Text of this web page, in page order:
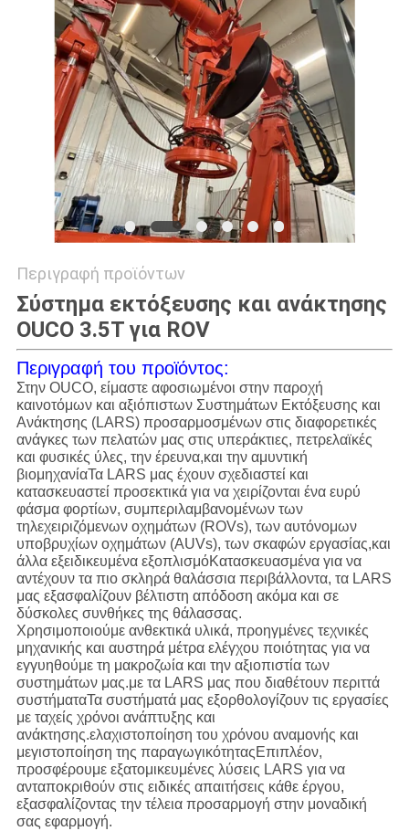
ΠΟΛΙΤΙΚΉ
ΑΠΟΡΡΉΤΟΥ
Περιγραφή προϊόντων
Σύστημα εκτόξευσης και ανάκτησης
OUCO 3.5T για ROV
Περιγραφή του προϊόντος:
Στην OUCO, είμαστε αφοσιωμένοι στην παροχή
καινοτόμων και αξιόπιστων Συστημάτων Εκτόξευσης και
Ανάκτησης (LARS) προσαρμοσμένων στις διαφορετικές
ανάγκες των πελατών μας στις υπεράκτιες, πετρελαϊκές
και φυσικές ύλες, την έρευνα,και την αμυντική
βιομηχανίαΤα LARS μας έχουν σχεδιαστεί και
κατασκευαστεί προσεκτικά για να χειρίζονται ένα ευρύ
φάσμα φορτίων, συμπεριλαμβανομένων των
τηλεχειριζόμενων οχημάτων (ROVs), των αυτόνομων
υποβρυχίων οχημάτων (AUVs), των σκαφών εργασίας,και
άλλα εξειδικευμένα εξοπλισμόΚατασκευασμένα για να
αντέχουν τα πιο σκληρά θαλάσσια περιβάλλοντα, τα LARS
μας εξασφαλίζουν βέλτιστη απόδοση ακόμα και σε
δύσκολες συνθήκες της θάλασσας.
Χρησιμοποιούμε ανθεκτικά υλικά, προηγμένες τεχνικές
μηχανικής και αυστηρά μέτρα ελέγχου ποιότητας για να
εγγυηθούμε τη μακροζωία και την αξιοπιστία των
συστημάτων μας.με τα LARS μας που διαθέτουν περιττά
συστήματαΤα συστήματά μας εξορθολογίζουν τις εργασίες
με ταχείς χρόνοι ανάπτυξης και
ανάκτησης.ελαχιστοποίηση του χρόνου αναμονής και
μεγιστοποίηση της παραγωγικότηταςΕπιπλέον,
προσφέρουμε εξατομικευμένες λύσεις LARS για να
ανταποκριθούν στις ειδικές απαιτήσεις κάθε έργου,
εξασφαλίζοντας την τέλεια προσαρμογή στην μοναδική
σας εφαρμογή.